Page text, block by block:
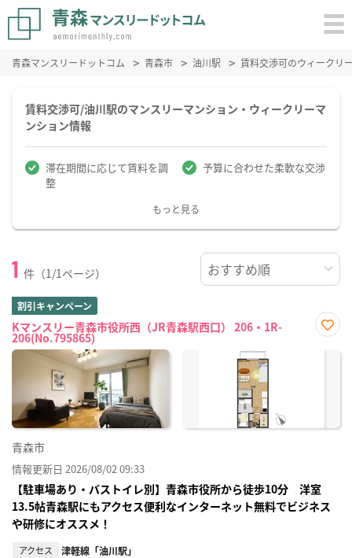
青森マンスリードットコム 青森市 油川駅 賃料交渉可のウィークリ
賃料交渉可/油川駅のマンスリーマンション・ウィークリーマ
ンション情報
滞在期間に応じて賃料を調
整
予算に合わせた柔軟な交渉
もっと見る
1 件（1/1ページ）
割引キャンペーン
Kマンスリー青森市役所西（JR青森駅西口） 206・1R-
206(No.795865)
に入
青森市
情報更新日 2026/08/02 09:33
【駐車場あり・バストイレ別】青森市役所から徒歩10分 洋室
13.5帖青森駅にもアクセス便利なインターネット無料でビジネス
や研修にオススメ！
アクセス 津軽線「油川駅」